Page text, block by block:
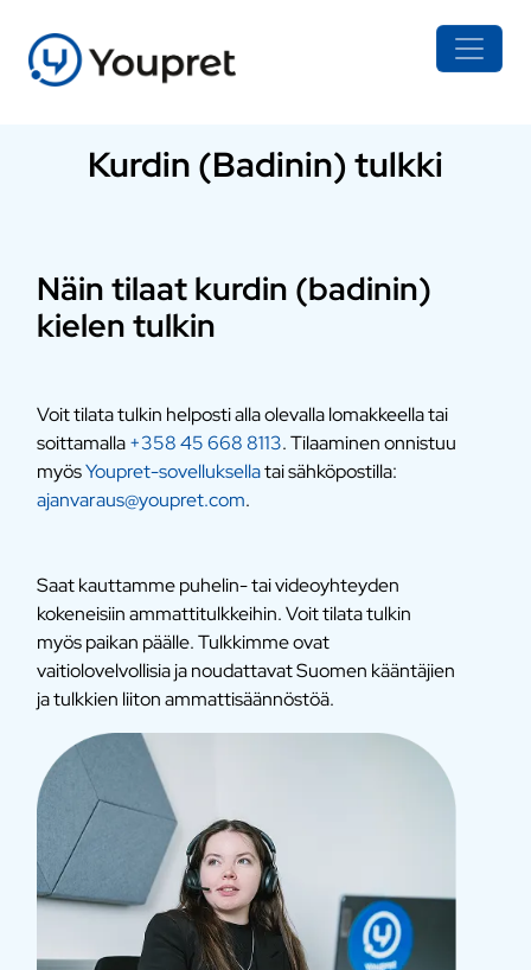
Kurdin (Badinin) tulkki
Näin tilaat kurdin (badinin)
kielen tulkin
Voit tilata tulkin helposti alla olevalla lomakkeella tai
soittamalla+358 45 668 8113. Tilaaminen onnistuu
myösYoupret-sovelluksellatai sähköpostilla:
ajanvaraus@youpret.com.
Saat kauttamme puhelin- tai videoyhteyden
kokeneisiin ammattitulkkeihin. Voit tilata tulkin
myös paikan päälle. Tulkkimme ovat
vaitiolovelvollisia ja noudattavat Suomen kääntäjien
ja tulkkien liiton ammattisäännöstöä.